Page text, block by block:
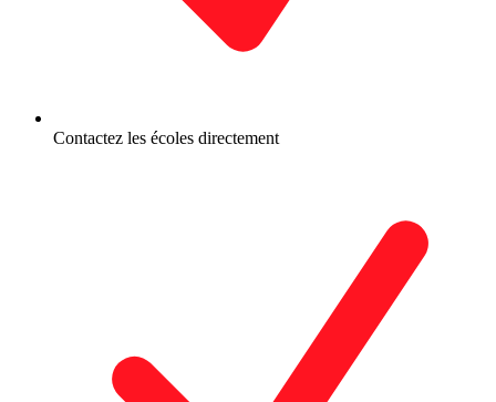
Contactez les écoles directement